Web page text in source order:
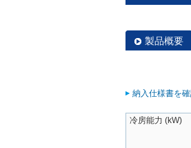
製品概要
納入仕様書を
冷房能力 (kW)